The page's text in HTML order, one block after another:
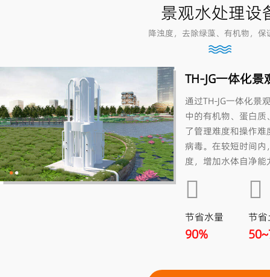
景观水处理设
降浊度，去除绿藻、有机物，保
TH-JG一体化
通过TH-JG一体化景
中的有机物、蛋白
了管理难度和操作
病毒。在较短时间
度，增加水体自净能
节省水量
90%
节